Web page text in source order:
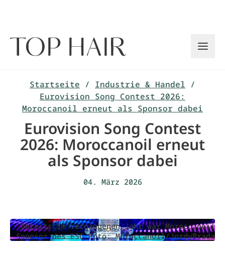
Startseite / Industrie & Handel /
Eurovision Song Contest 2026:
Moroccanoil erneut als Sponsor dabei
Eurovision Song Contest
2026: Moroccanoil erneut
als Sponsor dabei
04. März 2026
Bereits im vergangenen Jahr war Moroccanoil
Sponsor des ESC Foto: Moroccanoil/JordyBrada